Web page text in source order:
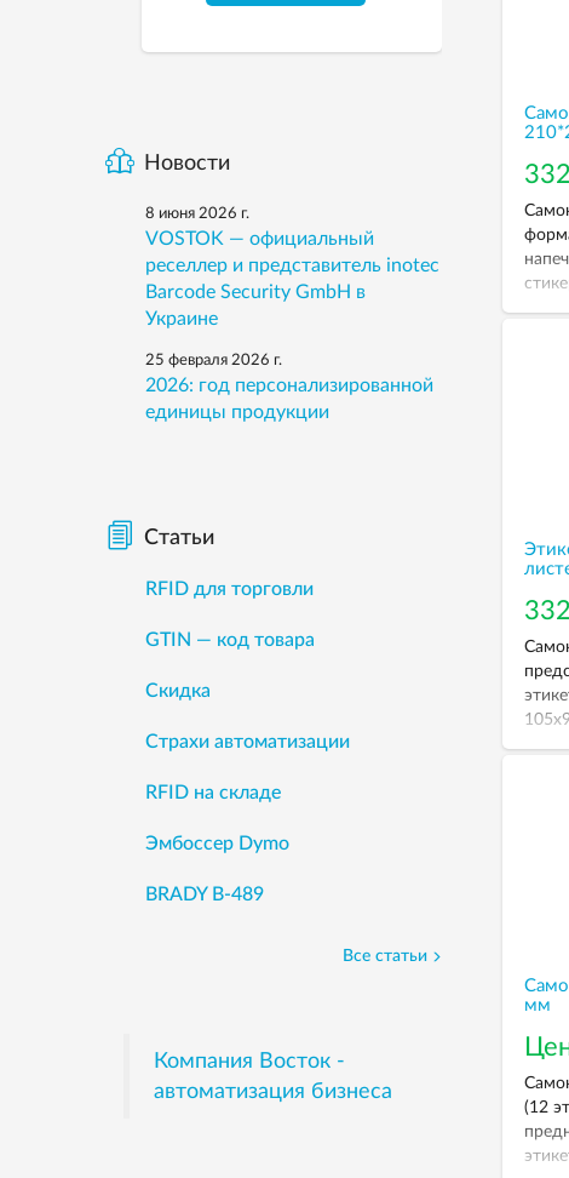
они
мм
(12
Новости
8 июня 2026 г.
VOSTOK — официальный
реселлер и представитель inotec
Barcode Security GmbH в
Украине
25 февраля 2026 г.
2026: год персонализированной
единицы продукции
Статьи
RFID для торговли
GTIN — код товара
Скидка
Страхи автоматизации
RFID на складе
Эмбоссер Dymo
BRADY B-489
Все статьи
Компания Восток -
автоматизация бизнеса